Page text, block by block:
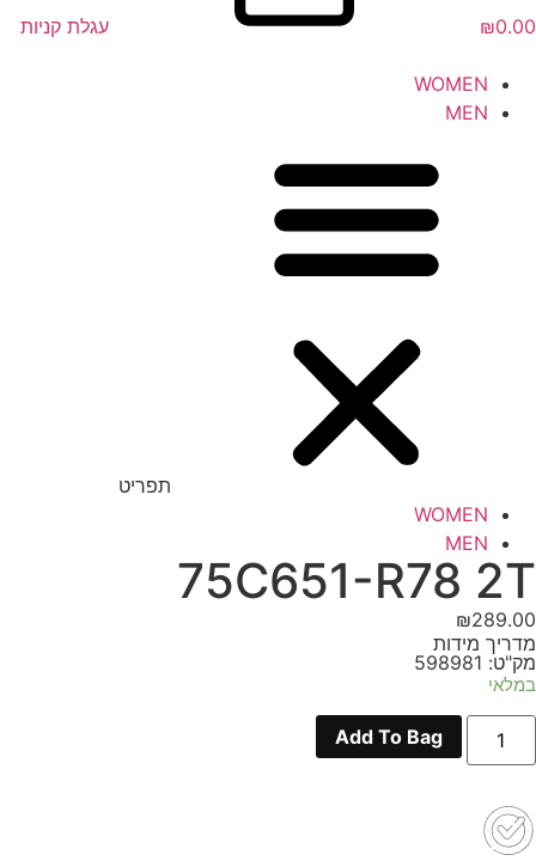
₪0.00 עגלת קניות
WOMEN
MEN
תפריט
WOMEN
MEN
75C651-R78 2T
₪289.00
מדריך מידות
מק"ט: 598981
במלאי
כמות
75C651-
2T
Add To Bag